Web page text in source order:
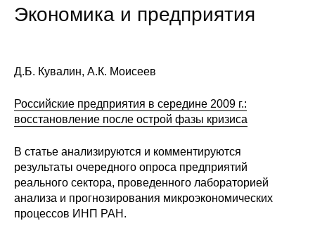
Экономика и предприятия
Д.Б. Кувалин, А.К. Моисеев
Российские предприятия в середине 2009 г.:
восстановление после острой фазы кризиса
В статье анализируются и комментируются
результаты очередного опроса предприятий
реального сектора, проведенного лабораторией
анализа и прогнозирования микроэкономических
процессов ИНП РАН.